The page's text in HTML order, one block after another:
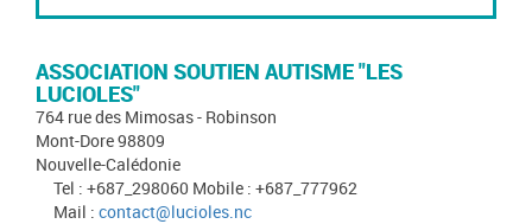
ASSOCIATION SOUTIEN AUTISME "LES
LUCIOLES"
764 rue des Mimosas - Robinson
Mont-Dore 98809
Nouvelle-Calédonie
Tel : +687_298060 Mobile : +687_777962
Mail : contact@lucioles.nc